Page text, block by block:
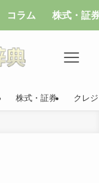
コラム 株式・証
株式・証券 クレ